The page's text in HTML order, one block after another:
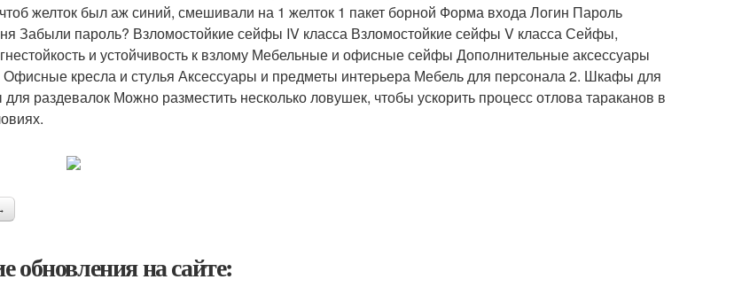
желток был аж синий, смешивали на 1 желток 1 пакет борной Форма входа Логин Пароль
Забыли пароль? Взломостойкие сейфы IV класса Взломостойкие сейфы V класса Сейфы,
и устойчивость к взлому Мебельные и офисные сейфы Дополнительные аксессуары
кресла и стулья Аксессуары и предметы интерьера Мебель для персонала 2. Шкафы для
раздевалок Можно разместить несколько ловушек, чтобы ускорить процесс отлова тараканов в
обновления на сайте: